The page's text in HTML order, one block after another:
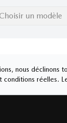
un modèle
nous déclinons
réelles.